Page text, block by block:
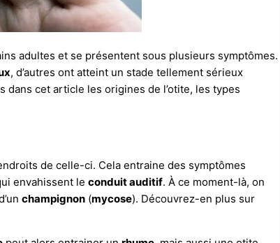
adultes et se présentent sous plusieurs symptômes.
, d’autres ont atteint un stade tellement sérieux
dans cet article les origines de l’otite, les types
de celle-ci. Cela entraine des symptômes
envahissent le conduit auditif. À ce moment-là, on
champignon (mycose). Découvrez-en plus sur